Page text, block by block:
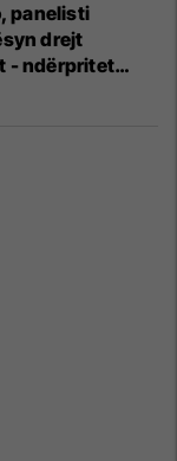
panelisti
drejt
- ndërpritet